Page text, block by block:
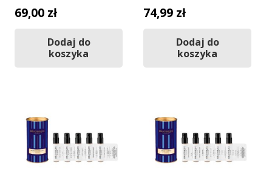
69,00 zł
Dodaj do
koszyka
74,99 zł
Dodaj do
koszyka